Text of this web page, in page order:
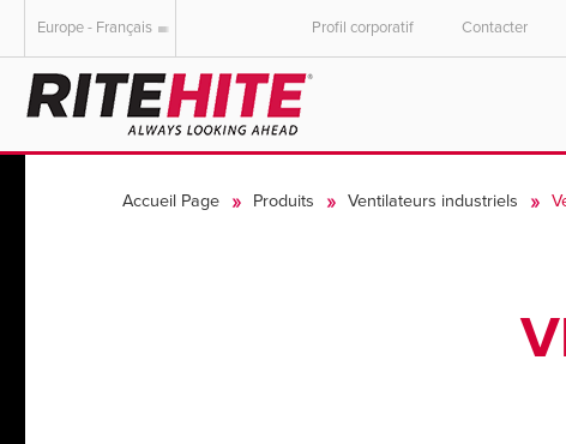
AMERICAS
English
English
Deutsch
Europe - Français Profil corporatif Contacter
Accueil Page Produits Ventilateurs industriels